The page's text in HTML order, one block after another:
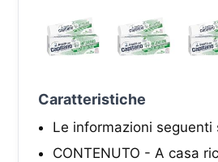
Caratteristiche
Le informazioni
CONTENUTO - A casa